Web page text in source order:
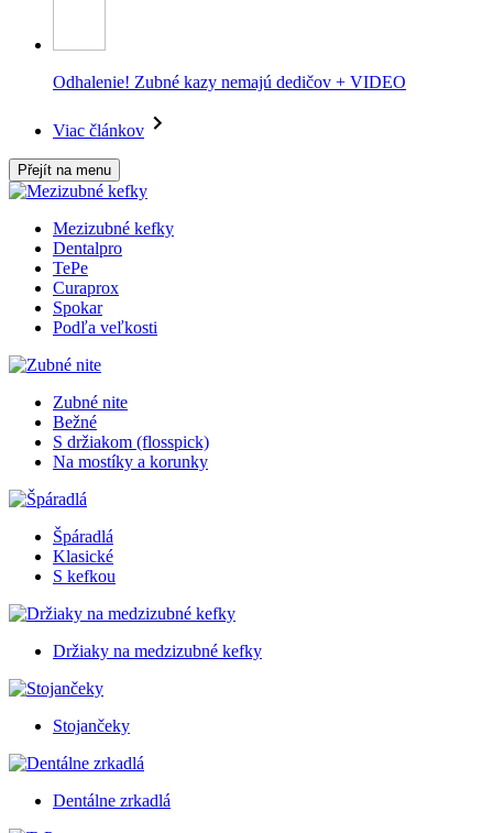
Odhalenie! Zubné kazy nemajú dedičov + VIDEO
Viac článkov
Přejít na menu
Mezizubné kefky
Dentalpro
TePe
Curaprox
Spokar
Podľa veľkosti
Zubné nite
Bežné
S držiakom (flosspick)
Na mostíky a korunky
Špáradlá
Klasické
S kefkou
Držiaky na medzizubné kefky
Stojančeky
Dentálne zrkadlá